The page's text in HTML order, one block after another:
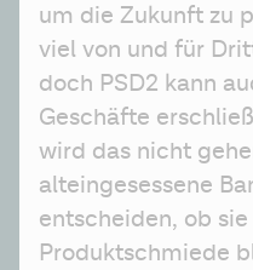
um die Zukunft zu
viel von und für
doch PSD2 kann
Geschäfte
wird das nicht
alteingesessene
entscheiden, ob
Produktschmiede